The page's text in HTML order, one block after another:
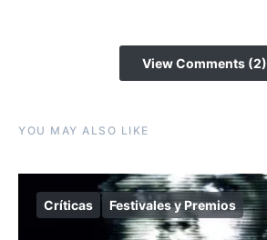
View Comments (2)
YOU MAY ALSO LIKE
Críticas Festivales y Premios